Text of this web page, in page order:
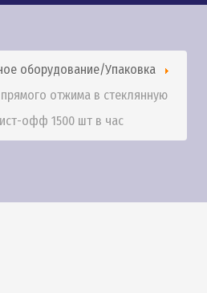
оборудование/Упаковка
отжима в стеклянную
офф 1500 шт в час